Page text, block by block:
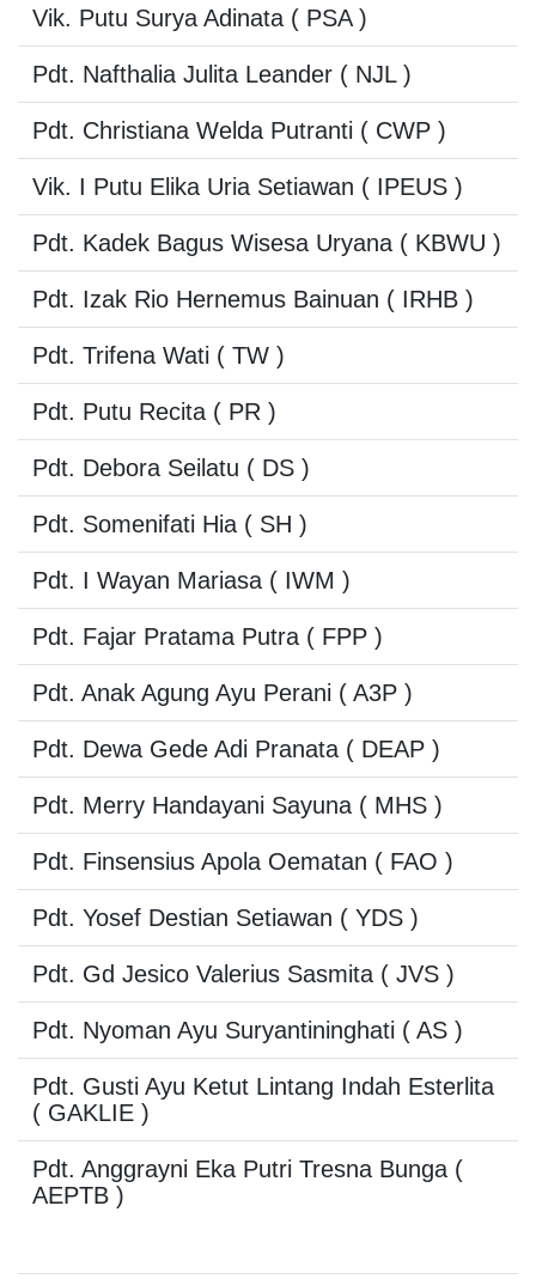
Vik. Putu Surya Adinata ( PSA )
Pdt. Nafthalia Julita Leander ( NJL )
Pdt. Christiana Welda Putranti ( CWP )
Vik. I Putu Elika Uria Setiawan ( IPEUS )
Pdt. Kadek Bagus Wisesa Uryana ( KBWU )
Pdt. Izak Rio Hernemus Bainuan ( IRHB )
Pdt. Trifena Wati ( TW )
Pdt. Putu Recita ( PR )
Pdt. Debora Seilatu ( DS )
Pdt. Somenifati Hia ( SH )
Pdt. I Wayan Mariasa ( IWM )
Pdt. Fajar Pratama Putra ( FPP )
Pdt. Anak Agung Ayu Perani ( A3P )
Pdt. Dewa Gede Adi Pranata ( DEAP )
Pdt. Merry Handayani Sayuna ( MHS )
Pdt. Finsensius Apola Oematan ( FAO )
Pdt. Yosef Destian Setiawan ( YDS )
Pdt. Gd Jesico Valerius Sasmita ( JVS )
Pdt. Nyoman Ayu Suryantininghati ( AS )
Pdt. Gusti Ayu Ketut Lintang Indah Esterlita
( GAKLIE )
Pdt. Anggrayni Eka Putri Tresna Bunga (
AEPTB )